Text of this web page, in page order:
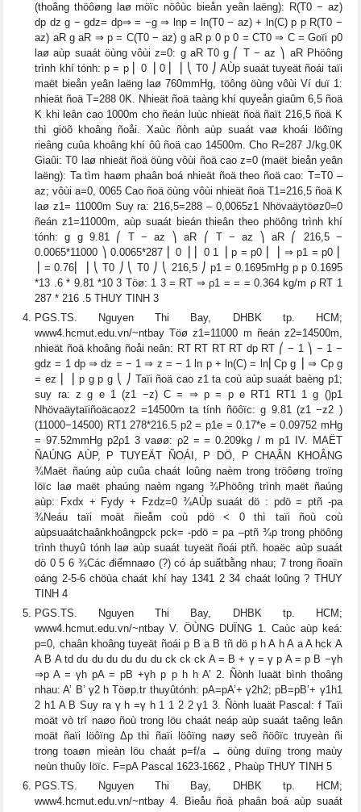
(thoâng thöôøng laø möïc nöôùc bieån yeân laëng): R(T0 − az)
dp dz g − gdz= dp⇒ = −g ⇒ lnp = ln(T0 − az) + ln(C) p p R(T0 −
az) aR g aR ⇒ p = C(T0 − az) g aR p 0 p 0 = CT0 ⇒ C = Goïi p0
laø aùp suaát öùng vôùi z=0: g aR T0 g ⎛ T − az ⎞ aR Phöông
trình khí tónh: p = p ⎜ 0 ⎟ 0 ⎜ ⎟ ⎝ T0 ⎠ AÙp suaát tuyeät ñoái taïi
maët bieån yeân laëng laø 760mmHg, töông öùng vôùi Ví duï 1:
nhieät ñoä T=288 0K. Nhieät ñoä taàng khí quyeån giaûm 6,5 ñoä
K khi leân cao 1000m cho ñeán luùc nhieät ñoä ñaït 216,5 ñoä K
thì giöõ khoâng ñoåi. Xaùc ñònh aùp suaát vaø khoái löôïng
rieâng cuûa khoâng khí ôû ñoä cao 14500m. Cho R=287 J/kg.0K
Giaûi: T0 laø nhieät ñoä öùng vôùi ñoä cao z=0 (maët bieån yeân
laëng): Ta tìm haøm phaân boá nhieät ñoä theo ñoä cao: T=T0 –
az; vôùi a=0, 0065 Cao ñoä öùng vôùi nhieät ñoä T1=216,5 ñoä K
laø z1= 11000m Suy ra: 216,5=288 – 0,0065z1 Nhövaäytöøz0=0
ñeán z1=11000m, aùp suaát bieán thieân theo phöông trình khí
tónh: g g 9.81 ⎛ T − az ⎞ aR ⎛ T − az ⎞ aR ⎛ 216,5 −
0.0065*11000 ⎞ 0.0065*287 ⎜ 0 ⎟ ⎜ 0 1 ⎟ p = p0 ⎜ ⎟ ⇒ p1 = p0 ⎜
⎟ = 0.76⎜ ⎟ ⎝ T0 ⎠ ⎝ T0 ⎠ ⎝ 216,5 ⎠ p1 = 0.1695mHg p p 0.1695
*13 .6 * 9.81 *10 3 Töø: 1 3 = RT ⇒ ρ1 = = = 0.364 kg/m ρ RT 1
287 * 216 .5 THUY TINH 3
PGS.TS. Nguyen Thi Bay, DHBK tp. HCM;
www4.hcmut.edu.vn/~ntbay Töø z1=11000 m ñeán z2=14500m,
nhieät ñoä khoâng ñoåi neân: RT RT RT RT dp RT ⎛ − 1 ⎞ − 1 −
gdz = 1 dp ⇒ dz = − 1 ⇒ z = − 1 ln p + ln(C) = ln⎜Cp g ⎟ ⇒ Cp g
= ez ⎜ ⎟ p g p g ⎝ ⎠ Taïi ñoä cao z1 ta coù aùp suaát baèng p1;
suy ra: z g e 1 (z1 −z) C = ⇒ p = p e RT1 RT1 1 g ()p1
Nhövaäytaïiñoäcaoz2 =14500m ta tính ñöôïc: g 9.81 (z1 −z2 )
(11000−14500) RT1 278*216.5 p2 = p1e = 0.17*e = 0.09752 mHg
= 97.52mmHg p2ρ1 3 vaøø: ρ2 = = 0.209kg / m p1 IV. MAËT
ÑAÚNG AÙP, P TUYEÄT ÑOÁI, P DÖ, P CHAÂN KHOÂNG
¾Maët ñaúng aùp cuûa chaát loûng naèm trong tröôøng troïng
löïc laø maët phaúng naèm ngang ¾Phöông trình maët ñaúng
aùp: Fxdx + Fydy + Fzdz=0 ¾AÙp suaát dö : pdö = ptñ -pa
¾Neáu taïi moät ñieåm coù pdö < 0 thì taïi ñoù coù
aùpsuaátchaânkhoângpck pck= -pdö = pa –ptñ ¾p trong phöông
trình thuyû tónh laø aùp suaát tuyeät ñoái ptñ. hoaëc aùp suaát
dö 0 5 6 ¾Các điểmnaøo (?) có áp suấtbằng nhau; 7 trong ñoaïn
oáng 2-5-6 chöùa chaát khí hay 1341 2 34 chaát loûng ? THUY
TINH 4
PGS.TS. Nguyen Thi Bay, DHBK tp. HCM;
www4.hcmut.edu.vn/~ntbay V. ÖÙNG DUÏNG 1. Caùc aùp keá:
p=0, chaân khoâng tuyeät ñoái p B a B tñ dö p h A h A a A hck A
A B A td du du du du du du ck ck ck A = B + γ = γ p A = p B −γh
⇒p A = γh pA = pB +γh p p h h A’ 2. Ñònh luaät bình thoâng
nhau: A’ B’ γ2 h Töøp.tr thuyûtónh: pA=pA’+ γ2h2; pB=pB’+ γ1h1
2 h1 A B Suy ra γ h =γ h 1 1 2 2 γ1 3. Ñònh luaät Pascal: f Taïi
moät vò trí naøo ñoù trong löu chaát neáp aùp suaát taêng leân
moät ñaïi löôïng Δp thì ñaïi löôïng naøy seõ ñöôïc truyeàn ñi
trong toaøn mieàn löu chaát p=f/a → öùng duïng trong maùy
neùn thuûy löïc. F=pA Pascal 1623-1662 , Phaùp THUY TINH 5
PGS.TS. Nguyen Thi Bay, DHBK tp. HCM;
www4.hcmut.edu.vn/~ntbay 4. Bieåu ñoà phaân boá aùp suaát